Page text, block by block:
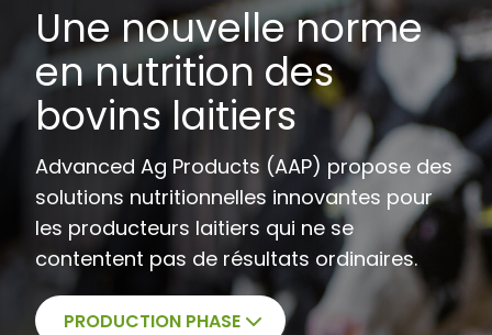
Une nouvelle norme
en nutrition des
bovins laitiers
Advanced Ag Products (AAP) propose des
solutions nutritionnelles innovantes pour
les producteurs laitiers qui ne se
contentent pas de résultats ordinaires.
PRODUCTION PHASE